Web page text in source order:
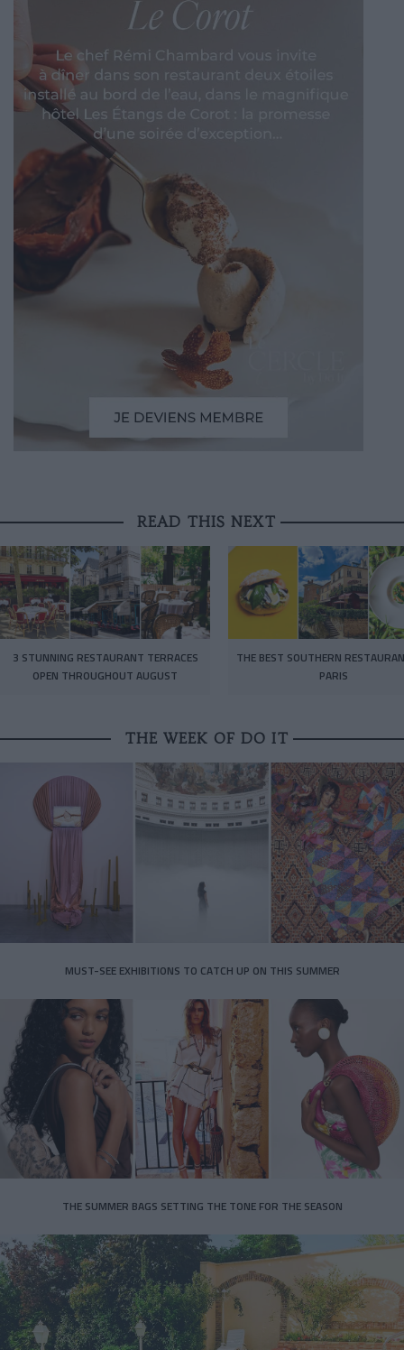
READ THIS NEXT
3 STUNNING RESTAURANT TERRACES
OPEN THROUGHOUT AUGUST
THE BEST SOUTHERN
PARIS
THE WEEK OF DO IT
MUST-SEE EXHIBITIONS TO CATCH UP ON THIS SUMMER
THE SUMMER BAGS SETTING THE TONE FOR THE SEASON